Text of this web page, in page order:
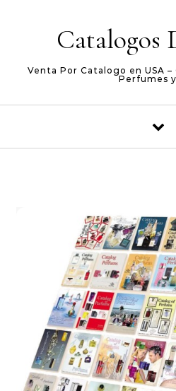
Catalogos
Venta Por Catalogo en USA –
Perfumes